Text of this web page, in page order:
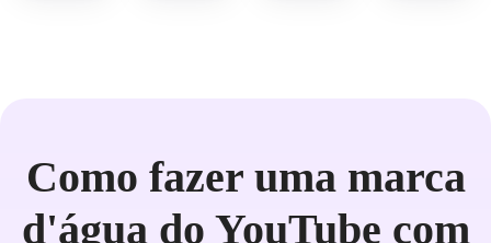
Como fazer uma marca
d'água do YouTube com